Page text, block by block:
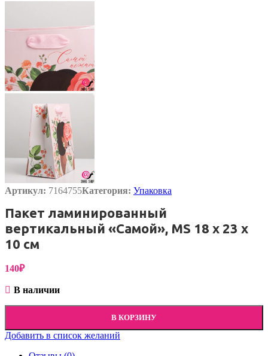
Артикул: 7164755Категория: Упаковка
Пакет ламинированный
вертикальный «Самой», MS 18 х 23 х
10 см
140₽
В наличии
В КОРЗИНУ
Добавить в список желаний